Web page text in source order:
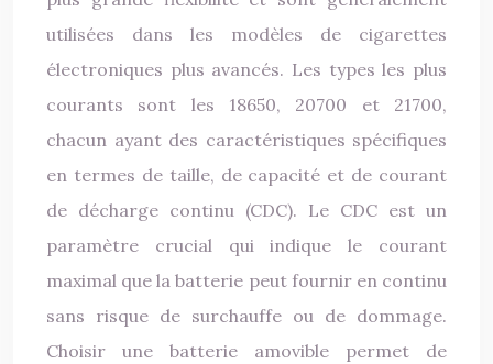
utilisées dans les modèles de cigarettes
électroniques plus avancés. Les types les plus
courants sont les 18650, 20700 et 21700,
chacun ayant des caractéristiques spécifiques
en termes de taille, de capacité et de courant
de décharge continu (CDC). Le CDC est un
paramètre crucial qui indique le courant
maximal que la batterie peut fournir en continu
sans risque de surchauffe ou de dommage.
Choisir une batterie amovible permet de